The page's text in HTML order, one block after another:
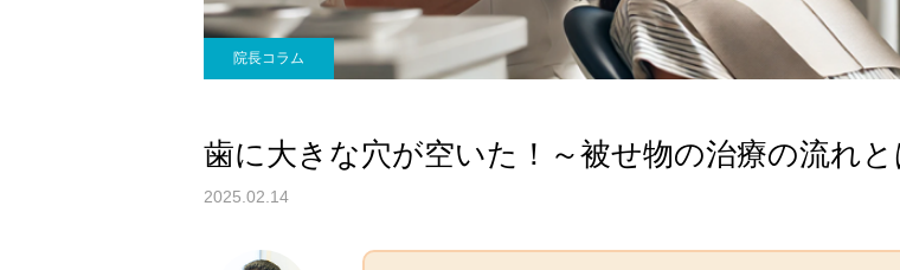
院長コラム
歯に大きな穴が空いた！～被せ物の治療の流れと
2025.02.14